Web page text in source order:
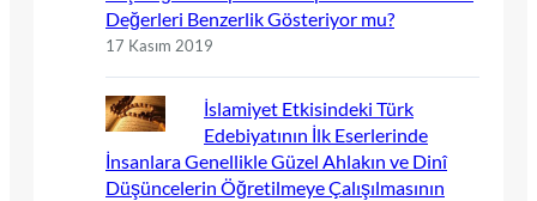
Değerleri Benzerlik Gösteriyor mu?
17 Kasım 2019
İslamiyet Etkisindeki Türk
Edebiyatının İlk Eserlerinde
İnsanlara Genellikle Güzel Ahlakın ve Dinî
Düşüncelerin Öğretilmeye Çalışılmasının